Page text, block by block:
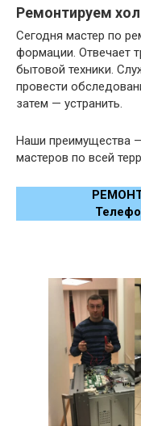
Ремонтируем
Сегодня мастер по
формации. Отвечает
бытовой техники.
провести
затем — устранить.
Наши преимущества
мастеров по всей